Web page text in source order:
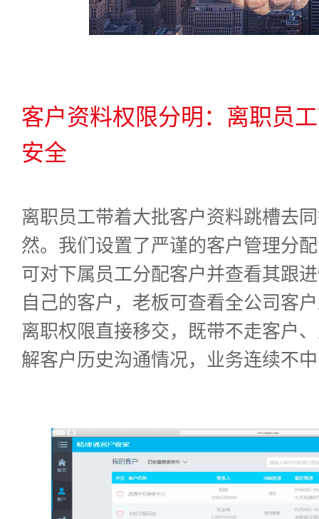
客户资料权限分明：离职员
安全
离职员工带着大批客户资料跳槽去
然。我们设置了严谨的客户管理分
可对下属员工分配客户并查看其跟
自己的客户，老板可查看全公司客
离职权限直接移交，既带不走客户
解客户历史沟通情况，业务连续不